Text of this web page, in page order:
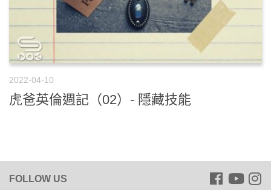
2022-04-10
虎爸英倫週記（02）- 隱藏技能